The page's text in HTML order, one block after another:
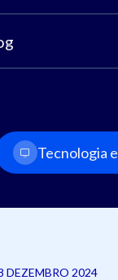
Tecnologia
DEZEMBRO 2024